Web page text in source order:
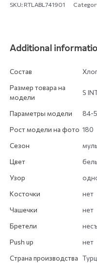
SKU:RTLABL741901
Additional
Состав
Размер товара на
модели
S
Параметры модели
84-
Рост модели на фото 180
Сезон
Цвет
Узор
Косточки
нет
Чашечки
нет
Бретели
Push up
нет
Страна производства